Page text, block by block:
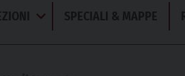
Apri
Menu
SPECIALI & MAPPE